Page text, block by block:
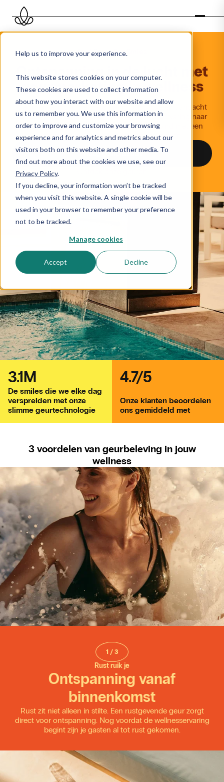
Help us to improve your experience.
This website stores cookies on your computer.
These cookies are used to collect information
about how you interact with our website and allow
us to remember you. We use this information in
order to improve and customize your browsing
experience and for analytics and metrics about our
visitors both on this website and other media. To
find out more about the cookies we use, see our
Privacy Policy.
If you decline, your information won’t be tracked
when you visit this website. A single cookie will be
used in your browser to remember your preference
not to be tracked.
Manage cookies
Accept Decline
Start Spreading Smiles
Ontspanning lucht
met
geurmarketinginwellness
Geurmarketing in wellness brengt rust, luxe en aandacht
samen in een ademhaling. Til jouw wellnesservaring naar
een hoger niveau. Ontspan, verfris en verbind met een
geurbeleving en smiles die blijven hangen.
Vraag geurplan aan
De smiles die we elke dag
verspreiden met onze
slimme geurtechnologie
3.1M
Onze klanten beoordelen
ons gemiddeld met
4.7/5
3 voordelen van geurbeleving in jouw
wellness
1 / 3
Rust ruik je
Ontspanning vanaf
binnenkomst
Rust zit niet alleen in stilte. Een rustgevende geur zorgt
direct voor ontspanning. Nog voordat de wellnesservaring
begint zijn je gasten al tot rust gekomen.